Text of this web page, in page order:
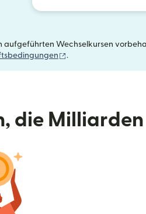
Wechselkursen
(wird in einem neuen
.
die